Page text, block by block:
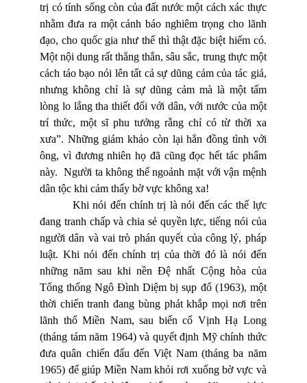
trị có tính sống còn của đất nước một cách xác thực
nhằm đưa ra một cảnh báo nghiêm trọng cho lãnh
đạo, cho quốc gia như thế thì thật đặc biệt hiếm có.
Một nội dung rất thẳng thắn, sâu sắc, trung thực một
cách táo bạo nói lên tất cả sự dũng cảm của tác giả,
nhưng không chỉ là sự dũng cảm mà là một tấm
lòng lo lắng tha thiết đối với dân, với nước của một
trí thức, một sĩ phu tưởng rằng chỉ có từ thời xa
xưa”. Những giám khảo còn lại hẳn đồng tình với
ông, vì đương nhiên họ đã cũng đọc hết tác phẩm
này. Người ta không thể ngoảnh mặt với vận mệnh
dân tộc khi cảm thấy bờ vực không xa!
Khi nói đến chính trị là nói đến các thế lực
đang tranh chấp và chia sẻ quyền lực, tiếng nói của
người dân và vai trò phán quyết của công lý, pháp
luật. Khi nói đến chính trị của thời đó là nói đến
những năm sau khi nền Đệ nhất Cộng hòa của
Tổng thống Ngô Đình Diệm bị sụp đổ (1963), một
thời chiến tranh đang bùng phát khắp mọi nơi trên
lãnh thổ Miền Nam, sau biến cố Vịnh Hạ Long
(tháng tám năm 1964) và quyết định Mỹ chính thức
đưa quân chiến đấu đến Việt Nam (tháng ba năm
1965) để giúp Miền Nam khỏi rơi xuống bờ vực và